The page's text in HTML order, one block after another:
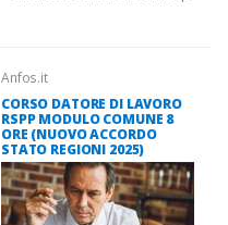
Anfos.it
CORSO DATORE DI LAVORO
RSPP MODULO COMUNE 8
ORE (NUOVO ACCORDO
STATO REGIONI 2025)